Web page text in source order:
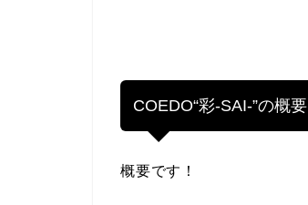
COEDO“彩-SAI-”の概要
概要です！